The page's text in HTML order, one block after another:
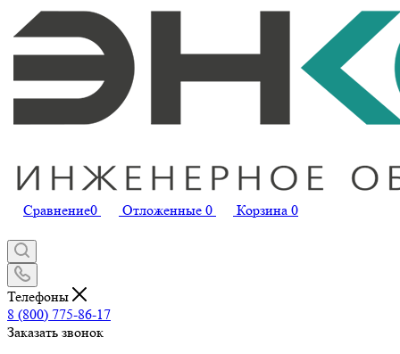
Сравнение0 Отложенные 0 Корзина 0
Телефоны
8 (800) 775-86-17
Заказать звонок